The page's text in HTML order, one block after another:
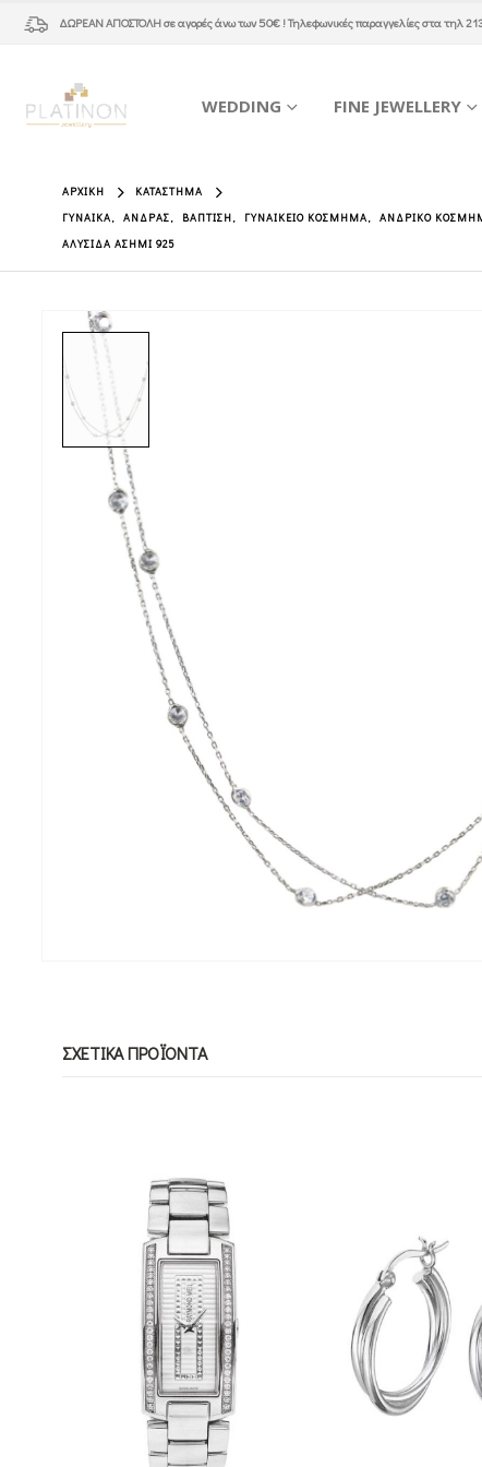
ΔΩΡΕΑΝ ΑΠΟΣΤΟΛΗσε αγορές άνω των 50€ ! Τηλεφωνικές παραγγελίες στα τηλ
WEDDING FINE JEWELLERY
ΑΡΧΙΚΉ
ΚΑΤΆΣΤΗΜΑ
ΓΥΝΑΊΚΑ, ΆΝΔΡΑΣ, ΒΆΠΤΙΣΗ, ΓΥΝΑΙΚΕΊΟ ΚΌΣΜΗΜΑ, ΑΝΔΡΙΚΌ
ΑΛΥΣΊΔΑ ΑΣΉΜΙ 925
ΣΧΕΤΙΚΆ ΠΡΟΪΌΝΤΑ